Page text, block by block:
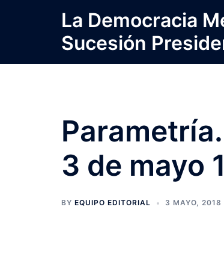
La Democracia
Sucesión
3 de mayo
BY EQUIPO EDITORIAL 3 MAYO, 2018